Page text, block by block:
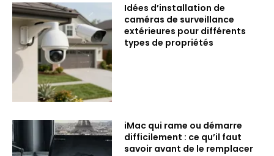
Idées d’installation de
caméras de surveillance
extérieures pour différents
types de propriétés
iMac qui rame ou démarre
difficilement : ce qu’il faut
savoir avant de le remplacer